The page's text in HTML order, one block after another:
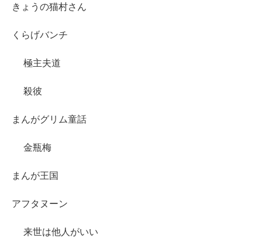
きょうの猫村さん
くらげバンチ
極主夫道
殺彼
まんがグリム童話
金瓶梅
まんが王国
アフタヌーン
来世は他人がいい